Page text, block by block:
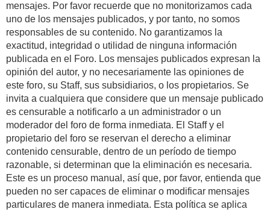
mensajes. Por favor recuerde que no monitorizamos cada
uno de los mensajes publicados, y por tanto, no somos
responsables de su contenido. No garantizamos la
exactitud, integridad o utilidad de ninguna información
publicada en el Foro. Los mensajes publicados expresan la
opinión del autor, y no necesariamente las opiniones de
este foro, su Staff, sus subsidiarios, o los propietarios. Se
invita a cualquiera que considere que un mensaje publicado
es censurable a notificarlo a un administrador o un
moderador del foro de forma inmediata. El Staff y el
propietario del foro se reservan el derecho a eliminar
contenido censurable, dentro de un período de tiempo
razonable, si determinan que la eliminación es necesaria.
Este es un proceso manual, así que, por favor, entienda que
pueden no ser capaces de eliminar o modificar mensajes
particulares de manera inmediata. Esta política se aplica